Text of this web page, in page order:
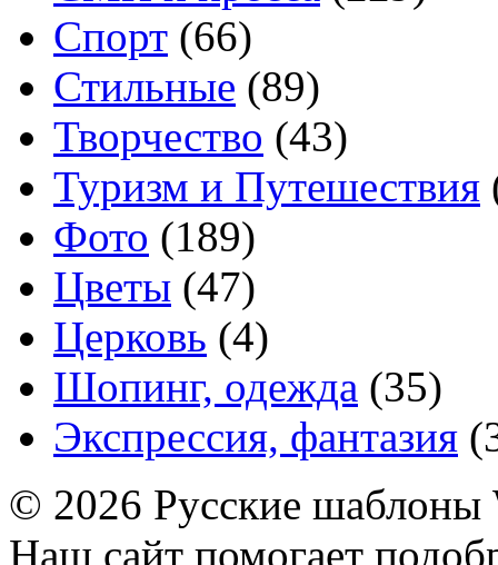
Спорт (66)
Стильные (89)
Творчество (43)
Туризм и Путешествия
Фото (189)
Цветы (47)
Церковь (4)
Шопинг, одежда (35)
Экспрессия, фантазия
© 2026 Русские шаблоны
Наш сайт помогает